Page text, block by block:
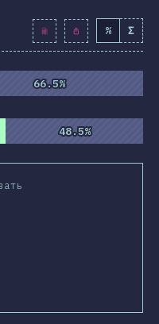
82 (9428)
% Σ
66.5%
66.5%
48.5%
48.5%